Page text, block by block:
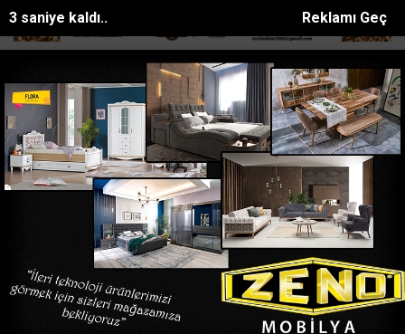
Reklamı Geç
2 saniye kaldı..
SON DAKİKA:
hayatını kaybeden işçinin cenazesi ad... Fekede Cömert
Ana Sayfa ASAYİŞ